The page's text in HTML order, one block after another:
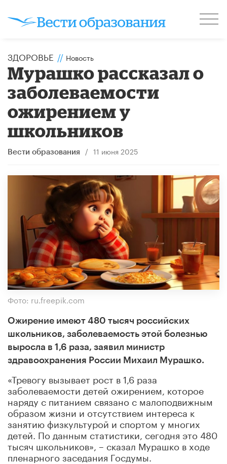
ЗДОРОВЬЕ // Новость
Мурашко рассказал о
заболеваемости
ожирением у
школьников
Вести образования / 11 июня 2025
Фото: ru.freepik.com
Ожирение имеют 480 тысяч российских
школьников, заболеваемость этой болезнью
выросла в 1,6 раза, заявил министр
здравоохранения России Михаил Мурашко.
«Тревогу вызывает рост в 1,6 раза
заболеваемости детей ожирением, которое
наряду с питанием связано с малоподвижным
образом жизни и отсутствием интереса к
занятию физкультурой и спортом у многих
детей. По данным статистики, сегодня это 480
тысяч школьников», – сказал Мурашко в ходе
пленарного заседания Госдумы.